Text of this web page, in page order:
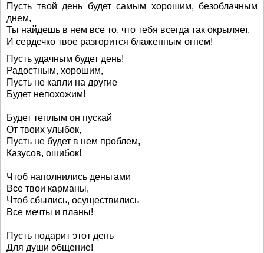
Пусть твой день будет самым хорошим, безоблачным
днем,
Ты найдешь в нем все то, что тебя всегда так окрыляет,
И сердечко твое разгорится блаженным огнем!
Пусть удачным будет день!
Радостным, хорошим,
Пусть не капли на другие
Будет непохожим!
Будет теплым он пускай
От твоих улыбок,
Пусть не будет в нем проблем,
Казусов, ошибок!
Чтоб наполнились деньгами
Все твои карманы,
Чтоб сбылись, осуществились
Все мечты и планы!
Пусть подарит этот день
Для души общение!